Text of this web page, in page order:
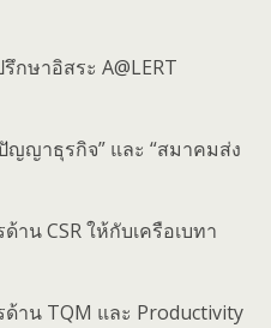
กษาอิสระ A@LERT
าธุรกิจ” และ “สมาคมส่ง
าน CSR ให้กับเครือเบทา
าน TQM และ Productivity